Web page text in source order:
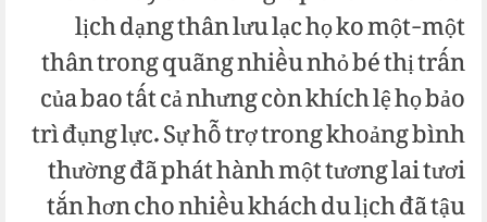
lịch dạng thân lưu lạc họ ko một-một
thân trong quãng nhiều nhỏ bé thị trấn
của bao tất cả nhưng còn khích lệ họ bảo
trì đụng lực. Sự hỗ trợ trong khoảng bình
thường đã phát hành một tương lai tươi